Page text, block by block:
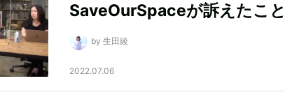
SaveOurSpaceが訴えたこと
by 生田綾
2022.07.06